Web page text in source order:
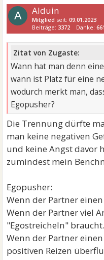
A Alduin
Mitglied seit:09.01.2023
Beiträge:3372 Danke:
Zitat von Zugaste:
Wann hat man denn
wann ist Platz für eine
wodurch merkt man,
Egopusher?
Die Trennung dürfte
man keine negativen
und keine Angst davor
zumindest mein
Egopusher:
Wenn der Partner
Wenn der Partner viel
"Egostreicheln"
Wenn der Partner
positiven Reizen